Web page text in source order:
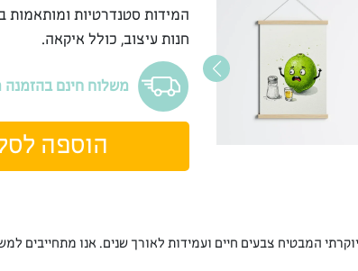
המידות סטנדרטיות ומותאמות
חנות עיצוב, כולל איקאה.
משלוח חינם בהזמנה מעל
הוספה